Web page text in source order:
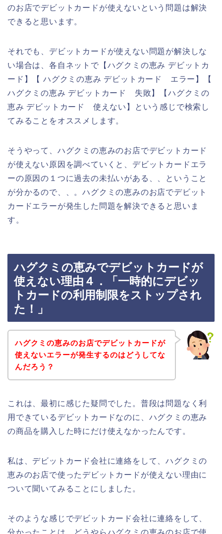
のお店でデビットカードが使えないという問題は解決
できると思います。
それでも、デビットカードが使えない問題が解決しな
い場合は、各自ネットで【ハグクミの恵み デビットカ
ード】【 ハグクミの恵み デビットカード エラー】【
ハグクミの恵み デビットカード 失敗】【ハグクミの
恵み デビットカード 使えない】という感じで検索し
てみることをオススメします。
そうやって、ハグクミの恵みのお店でデビットカード
が使えない原因を調べていくと、デビットカードエラ
ーの原因の１つに過去の未払いがある、、ということ
が分かるので、、。ハグクミの恵みのお店でデビット
カードエラーが発生した問題を解決できると思いま
す。
ハグクミの恵みでデビットカードが
使えない理由４．「一時的にデビッ
トカードの利用制限をストップされ
た！」
ハグクミの恵みのお店でデビットカードが
使えないエラーが発生するのはどうしてな
んだろう？
これは、最初に感じた疑問でした。普段は問題なく利
用できているデビットカードなのに、ハグクミの恵み
の商品を購入した時にだけ使えなかったんです。
私は、デビットカード会社に連絡をして、ハグクミの
恵みのお店で使ったデビットカードが使えない理由に
ついて聞いてみることにしました。
そのような感じでデビットカード会社に連絡をして、
分かったことは、どうやらハグクミの恵みのお店で使